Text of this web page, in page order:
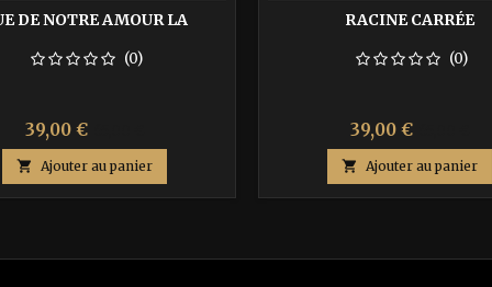
DE NOTRE AMOUR LA
(0)
Prix
39,00 €
base
 Ajouter au panier
RACINE CARRÉE
(0)
Prix
39,00 €
base
 Ajouter au panier